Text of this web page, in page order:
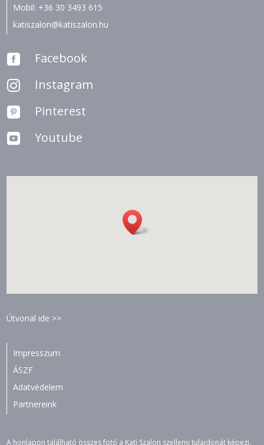
Mobil: +36 30 3493 615
katiszalon@katiszalon.hu
 Facebook
 Instagram
 Pinterest
 Youtube
Útvonal ide >>
Impresszum
ÁSZF
Adatvédelem
Partnereink
A honlapon található összes fotó a Kati Szalon szellemi tulajdonát képezi.